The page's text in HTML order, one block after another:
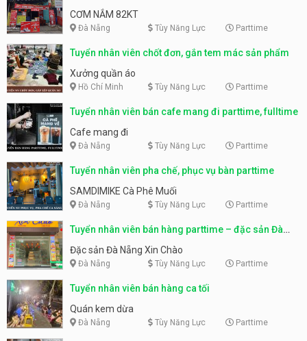
CƠM NẮM 82KT
Đà Nẵng Tùy Năng Lực Parttime
Tuyển nhân viên chốt đơn, gắn tem mác sản phẩm
Xưởng quần áo
Hồ Chí Minh Tùy Năng Lực Parttime
Tuyển nhân viên bán cafe mang đi parttime, fulltime
Cafe mang đi
Đà Nẵng Tùy Năng Lực Parttime
Tuyển nhân viên pha chế, phục vụ bàn parttime
SAMDIMIKE Cà Phê Muối
Đà Nẵng Tùy Năng Lực Parttime
Tuyển nhân viên bán hàng parttime – đặc sản Đà
Nẵng
Đặc sản Đà Nẵng Xin Chào
Đà Nẵng Tùy Năng Lực Parttime
Tuyển nhân viên bán hàng ca tối
Quán kem dừa
Đà Nẵng Tùy Năng Lực Parttime